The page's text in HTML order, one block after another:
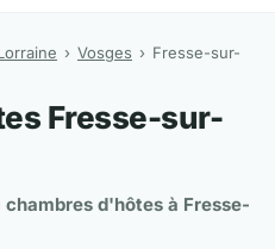
Vosges
Fresse-sur-
Fresse-sur-
chambres d'hôtes à Fresse-